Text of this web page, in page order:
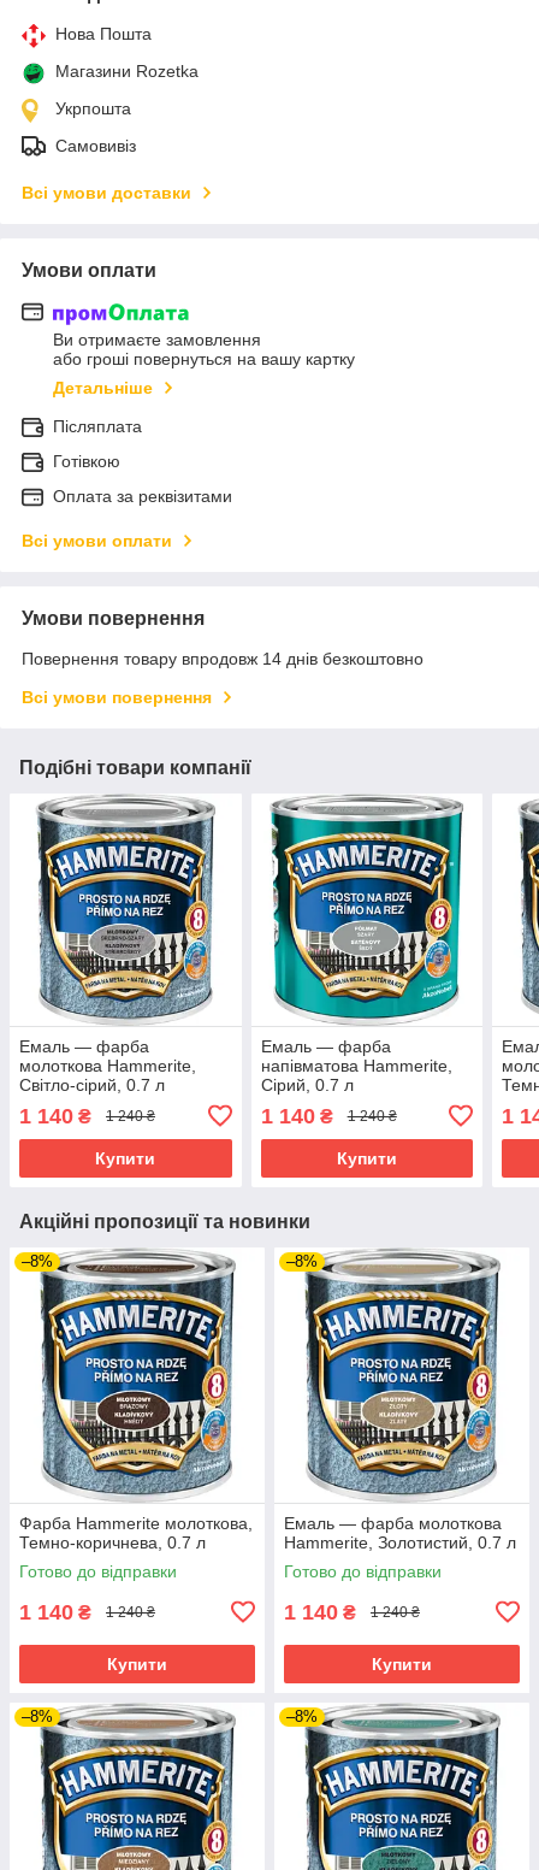
Нова Пошта
Магазини Rozetka
Укрпошта
Самовивіз
Всі умови доставки
Умови оплати
Ви отримаєте замовлення
або гроші повернуться на вашу картку
Детальніше
Післяплата
Готівкою
Оплата за реквізитами
Всі умови оплати
Умови повернення
Повернення товару впродовж 14 днів безкоштовно
Всі умови повернення
Подібні товари компанії
Емаль — фарба
молоткова Hammerite,
Світло-сірий, 0.7 л
1 140 ₴ 1 240 ₴
Купити
Емаль — фарба
напівматова Hammerite,
Сірий, 0.7 л
1 140₴ 1 240 ₴
Купити
1
Акційні пропозиції та новинки
–8%
Фарба Hammerite молоткова,
Темно-коричнева, 0.7 л
Готово до відправки
1 140 ₴ 1 240 ₴
Купити
–8%
Емаль — фарба молоткова
Hammerite, Золотистий, 0.7 л
Готово до відправки
1 140 ₴ 1 240 ₴
Купити
–8% –8%